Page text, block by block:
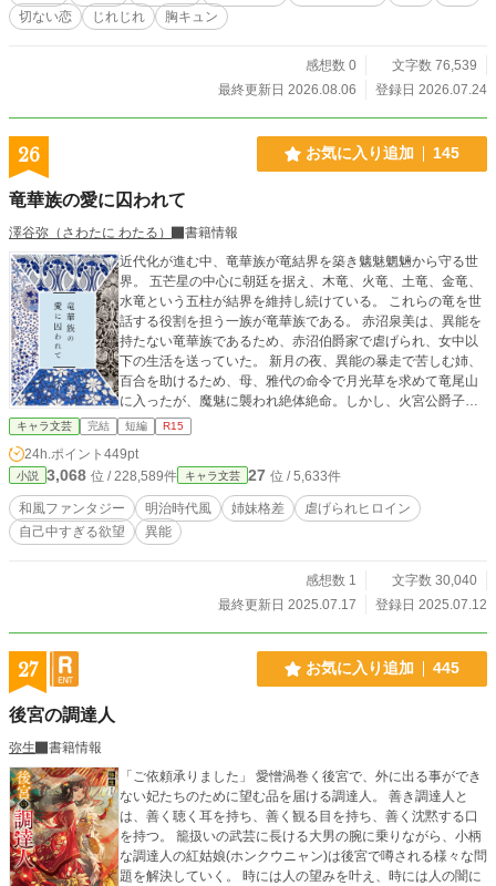
ルに付します。露骨ではないですが、大人向けです。第二部
以降は基本的に距離が近いです） ✔歴史の知識は不要です。
切ない恋
じれじれ 胸キュン
感想数 0
文字数 76,539
最終更新日 2026.08.06
登録日 2026.07.24
26 お気に入り追加 145
竜華族の愛に囚われて
澤谷弥（さわたに わたる）
書籍情報
近代化が進む中、竜華族が竜結界を築き魑魅魍魎から守る世
界。 五芒星の中心に朝廷を据え、木竜、火竜、土竜、金竜、
水竜という五柱が結界を維持し続けている。 これらの竜を世
話する役割を担う一族が竜華族である。 赤沼泉美は、異能を
持たない竜華族であるため、赤沼伯爵家で虐げられ、女中以
下の生活を送っていた。 新月の夜、異能の暴走で苦しむ姉、
百合を助けるため、母、雅代の命令で月光草を求めて竜尾山
に入ったが、魔魅に襲われ絶体絶命。しかし、火宮公爵子息
の臣哉に救われた。 そんな泉美が気になる臣哉は、彼女の出
自について調べ始めるのだが――。 ※某サイトの短編コン用
に書いたやつ。
キャラ文芸 完結 短編 R15
24h.ポイント 449pt
小説 3,068 位 / 228,589件 キャラ文芸 27 位 / 5,633件
和風ファンタジー 明治時代風 姉妹格差
虐げられヒロイン
自己中すぎる欲望
異能
感想数 1
文字数 30,040
最終更新日 2025.07.17
登録日 2025.07.12
27 お気に入り追加 445
後宮の調達人
弥生
書籍情報
「ご依頼承りました」 愛憎渦巻く後宮で、外に出る事ができ
ない妃たちのために望む品を届ける調達人。 善き調達人と
は、善く聴く耳を持ち、善く観る目を持ち、善く沈黙する口
を持つ。 籠扱いの武芸に長ける大男の腕に乗りながら、小柄
な調達人の紅姑娘(ホンクウニャン)は後宮で噂される様々な問
題を解決していく。 時には人の望みを叶え、時には人の闇に